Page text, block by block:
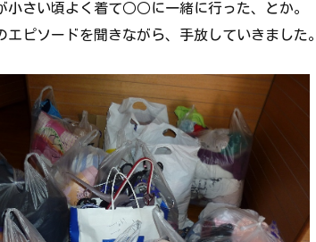
小さい頃よく着て○○に一緒に行った、とか。
エピソードを聞きながら、手放していきました。